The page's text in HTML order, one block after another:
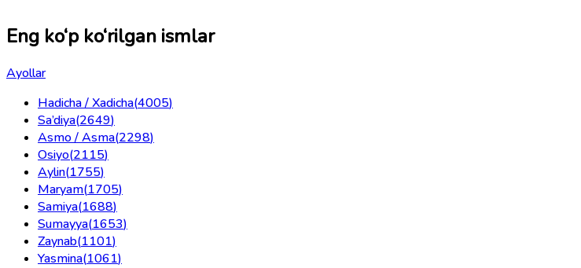
Eng ko‘p ko‘rilgan ismlar
Ayollar
Hadicha / Xadicha(4005)
Sa’diya(2649)
Asmo / Asma(2298)
Osiyo(2115)
Aylin(1755)
Maryam(1705)
Samiya(1688)
Sumayya(1653)
Zaynab(1101)
Yasmina(1061)